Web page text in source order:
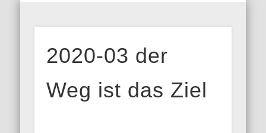
ARFO-
Fotoclub in
Köln
2020-03 der
Weg ist das Ziel